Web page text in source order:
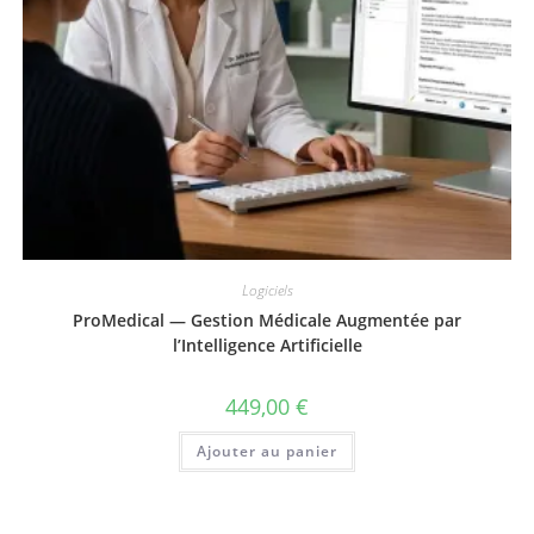
Logiciels
ProMedical — Gestion Médicale Augmentée par
l’Intelligence Artificielle
449,00 €
Ajouter au panier